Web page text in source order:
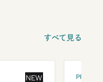
すべて見る
NEW